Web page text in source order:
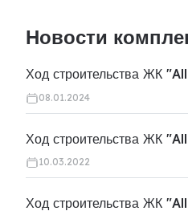
Новости
Ход строительства ЖК
08.01.2024
Ход строительства ЖК
10.03.2022
Ход строительства ЖК